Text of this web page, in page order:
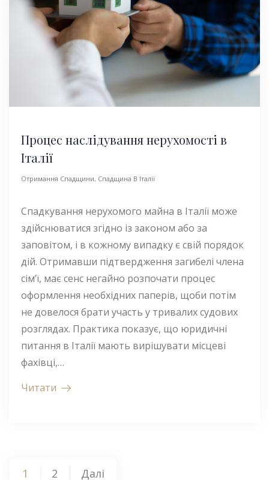
Процес наслідування нерухомості в
Італії
Отримання Спадщини, Спадщина В Італії
Спадкування нерухомого майна в Італії може
здійснюватися згідно із законом або за
заповітом, і в кожному випадку є свій порядок
дій. Отримавши підтвердження загибелі члена
сім’ї, має сенс негайно розпочати процес
оформлення необхідних паперів, щоби потім
не довелося брати участь у тривалих судових
розглядах. Практика показує, що юридичні
питання в Італії мають вирішувати місцеві
фахівці,…
Читати
Пагінація
1 2 Далі